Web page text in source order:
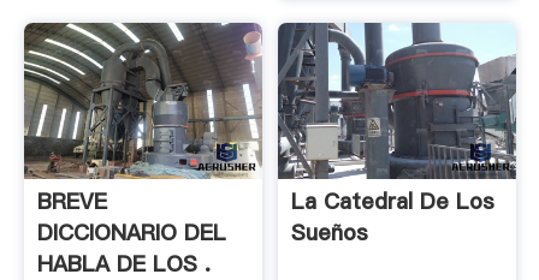
BREVE
DICCIONARIO DEL
HABLA DE LOS .
La Catedral De Los
Sueños